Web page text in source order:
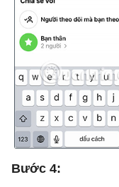
Bước 4: